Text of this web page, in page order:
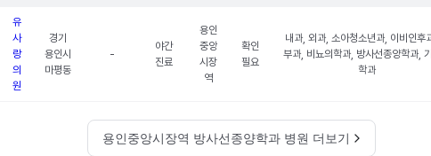
유
사
랑
의
원
경기
용인시
마평동
-
야간
진료
용인
중앙
시장
역
확인
필요
내과, 외과, 소아청소년과, 이비인후
부과, 비뇨의학과, 방사선종양학과,
학과
용인중앙시장역 방사선종양학과 병원 더보기